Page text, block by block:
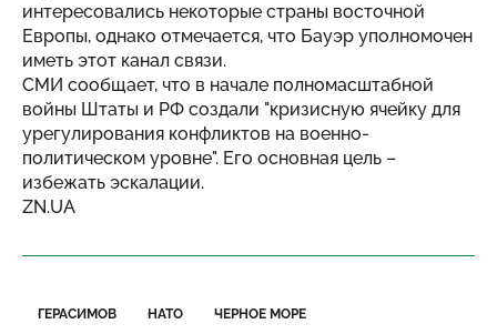
интересовались некоторые страны восточной
Европы, однако отмечается, что Бауэр уполномочен
иметь этот канал связи.
СМИ сообщает, что в начале полномасштабной
войны Штаты и РФ создали "кризисную ячейку для
урегулирования конфликтов на военно-
политическом уровне". Его основная цель –
избежать эскалации.
ZN.UA
ГЕРАСИМОВ НАТО ЧЕРНОЕ МОРЕ